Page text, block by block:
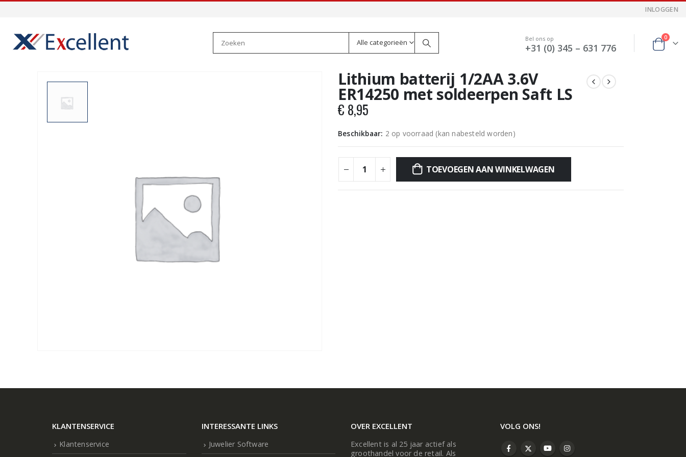
INLOGGEN
Alle categorieën Bel ons op
+31 (0) 345 – 631 776
0
Lithium batterij 1/2AA 3.6V
ER14250 met soldeerpen Saft LS
€ 8,95
Beschikbaar: 2 op voorraad (kan nabesteld worden)
TOEVOEGEN AAN WINKELWAGEN
KLANTENSERVICE
Klantenservice
INTERESSANTE LINKS
Juwelier Software
OVER EXCELLENT
Excellent is al 25 jaar actief als
groothandel voor de retail. Als
VOLG ONS!